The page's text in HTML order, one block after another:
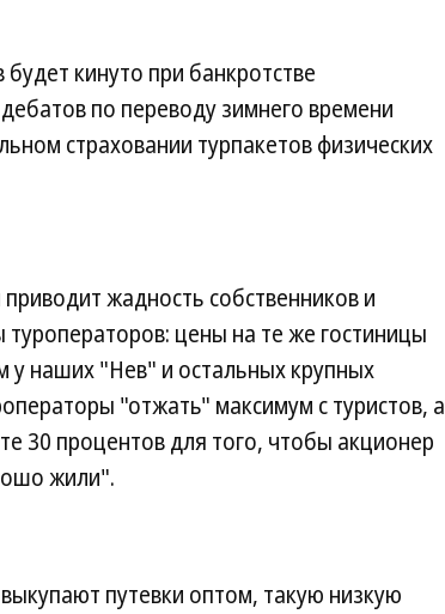
кинуто при банкротстве
по переводу зимнего времени
страховании турпакетов физических
жадность собственников и
цены на те же гостиницы
у наших "Нев" и остальных крупных
"отжать" максимум с туристов, а
30 процентов для того, чтобы акционер
жили".
путевки оптом, такую низкую